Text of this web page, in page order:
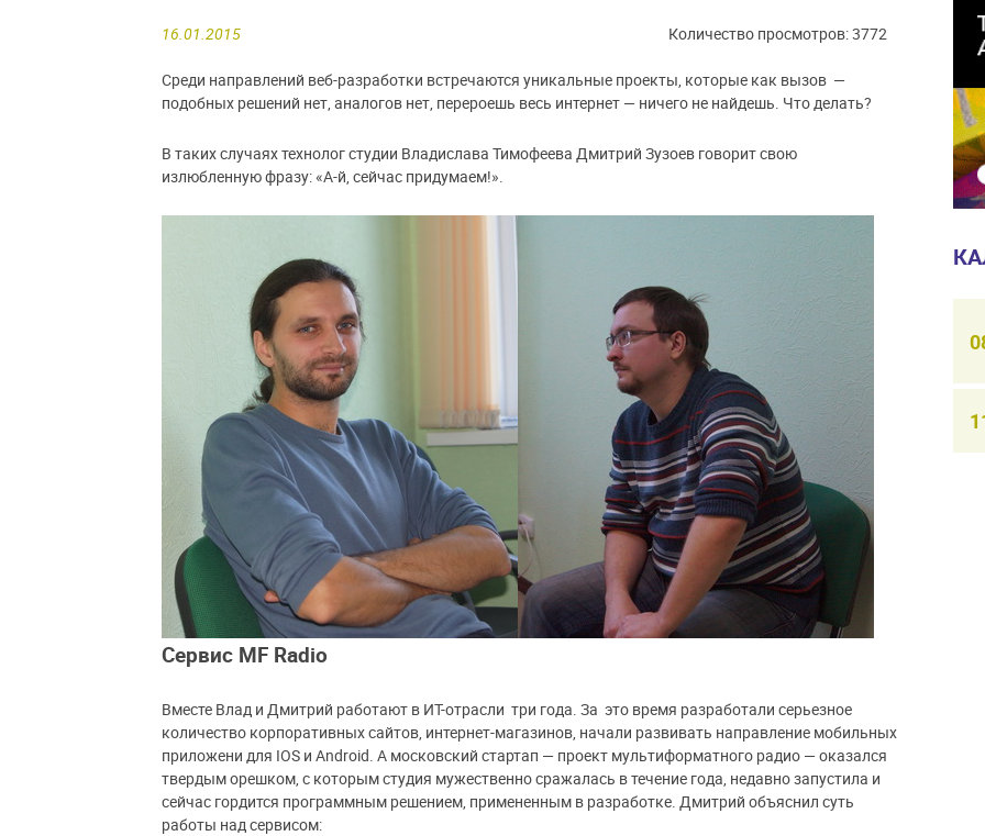
16.01.2015 Количество просмотров: 3772
Среди направлений веб-разработки встречаются уникальные проекты, которые как вызов —
подобных решений нет, аналогов нет, перероешь весь интернет — ничего не найдешь. Что делать?
В таких случаях технолог студии Владислава Тимофеева Дмитрий Зузоев говорит свою
излюбленную фразу: «А-й, сейчас придумаем!».
Сервис MF Radio
Вместе Влад и Дмитрий работают в ИТ-отрасли три года. За это время разработали серьезное
количество корпоративных сайтов, интернет-магазинов, начали развивать направление мобильных
приложени для IOS и Android. А московский стартап — проект мультиформатного радио — оказался
твердым орешком, с которым студия мужественно сражалась в течение года, недавно запустила и
сейчас гордится программным решением, примененным в разработке. Дмитрий объяснил суть
работы над сервисом: